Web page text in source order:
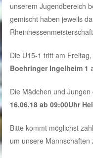
unserem Jugendbereich
gemischt haben jeweils
Die U15-1 tritt am
Boehringer Ingelheim 1
Die Mädchen und
16.06.18 ab 09:00Uhr
Bitte kommt möglichst
um unsere Mannschaften